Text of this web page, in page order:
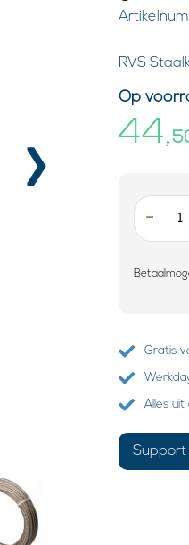
›
RVS
Op
44,
-
Gratis
Alles
Support